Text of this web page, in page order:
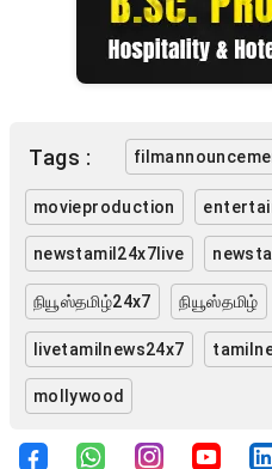
Tags :
movieproduction
newstamil24x7live
நியூஸ்தமிழ்24x7 நியூஸ்தமிழ்
livetamilnews24x7
mollywood